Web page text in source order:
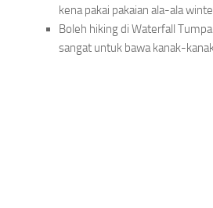
kena pakai pakaian ala-ala
Boleh hiking di Waterfall
sangat untuk bawa kanak-